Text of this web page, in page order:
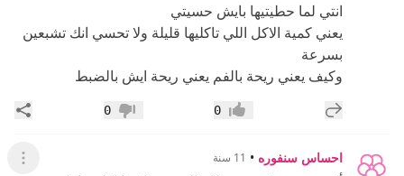
انتي لما حطيتيها بايش حسيتي
يعني كمية الاكل اللي تاكليها قليلة ولا تحسي انك تشبعين
بسرعة
وكيف يعني ريحة بالفم يعني ريحة ايش بالضبط
إضافة رد جديد إعجاب0 عدم إعجاب
0
احساس سنفوره • 11 سنة عرض